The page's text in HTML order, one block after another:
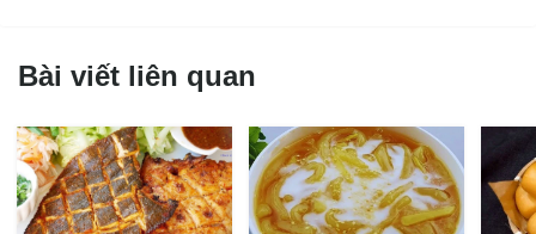
Bài viết liên quan